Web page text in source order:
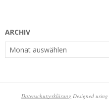
ARCHIV
Archiv
Datenschutzerklärung Designed using